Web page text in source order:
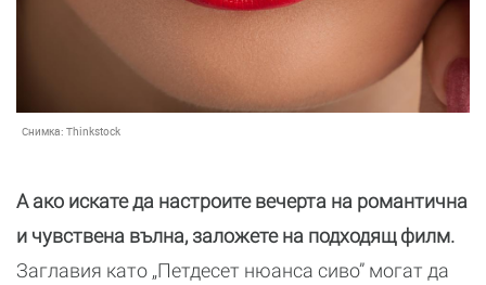
Снимка: Thinkstock
А ако искате да настроите вечерта на романтична
и чувствена вълна, заложете на подходящ филм.
Заглавия като „Петдесет нюанса сиво” могат да